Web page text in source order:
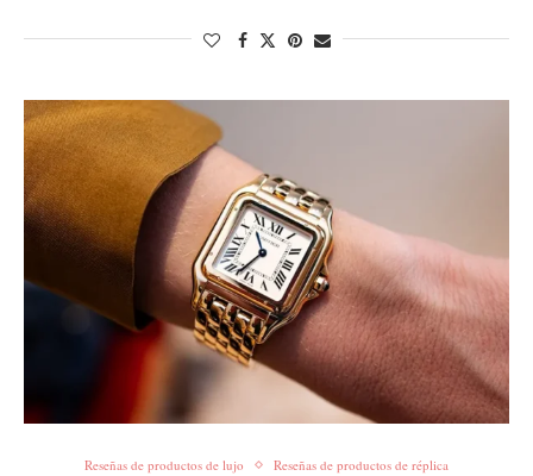
Reseñas de productos de lujo Reseñas de productos de réplica